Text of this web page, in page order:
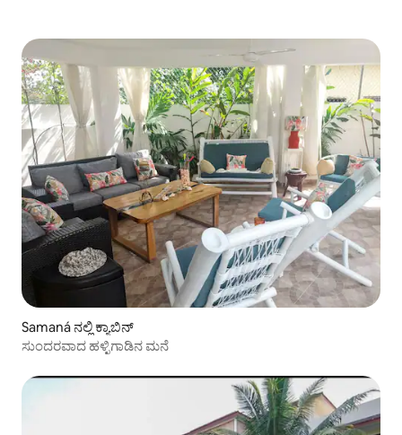
Samaná ನಲ್ಲಿ ಕ್ಯಾಬಿನ್
ಸುಂದರವಾದ ಹಳ್ಳಿಗಾಡಿನ ಮನೆ